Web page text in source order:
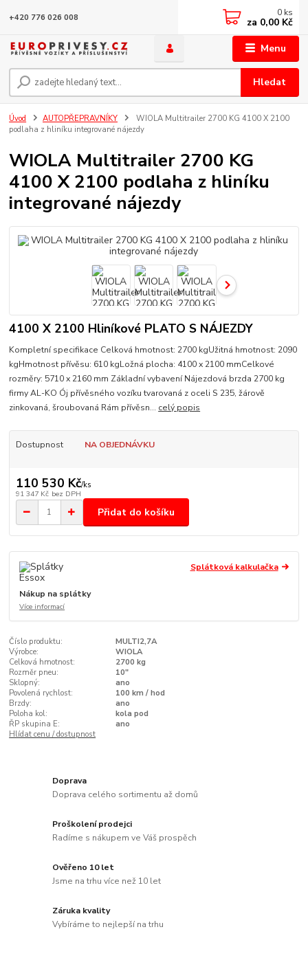
Menu
Hledat
+420 776 026 008 0 ks
za 0,00 Kč
Úvod AUTOPŘEPRAVNÍKY
WIOLA Multitrailer 2700 KG 4100 X 2100
podlaha z hliníku integrované nájezdy
WIOLA Multitrailer 2700 KG
4100 X 2100 podlaha z hliníku
integrované nájezdy
4100 X 2100 Hliníkové PLATO S NÁJEZDY
Kompletní specifikace Celková hmotnost: 2700 kgUžitná hmotnost: 2090
kgHmotnost přívěsu: 610 kgLožná plocha: 4100 x 2100 mmCelkové
rozměry: 5710 x 2160 mm Základní vybavení Nájezdová brzda 2700 kg
firmy AL-KO Ój přívěsného vozíku tvarovaná z oceli S 235, žárově
zinkovaná, šroubovaná Rám přívěsn... celý popis
Dostupnost NA OBJEDNÁVKU
110 530 Kč/ks
91 347 Kč bez DPH
Přidat do košíku
Splátková kalkulačka
Nákup na splátky
Více informací
Číslo produktu:
MULTI2,7A
Výrobce:
WIOLA
Celková hmotnost:
2700 kg
Rozměr pneu:
10"
Sklopný:
ano
Povolená rychlost:
100 km / hod
Brzdy:
ano
Poloha kol:
kola pod
ŘP skupina E:
ano
Hlídat cenu / dostupnost
Doprava
Doprava celého sortimentu až domů
Proškolení prodejci
Radíme s nákupem ve Váš prospěch
Ověřeno 10 let
Jsme na trhu více než 10 let
Záruka kvality
Vybíráme to nejlepší na trhu